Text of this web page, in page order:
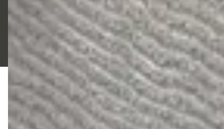
Copyright LIAZZI SHOES LTDA - 54833494000114 - 2026. Todos os direitos
reservados.